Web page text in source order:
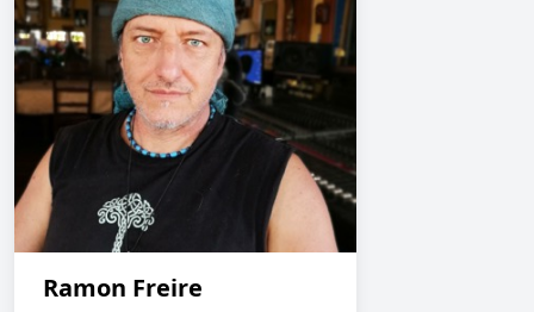
Ramon Freire